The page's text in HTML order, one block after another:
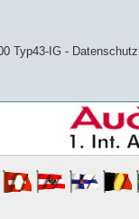
Typ43-IG -